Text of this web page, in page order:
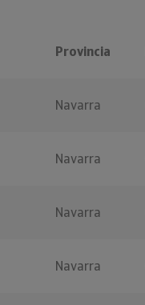
Provincia
Navarra
Navarra
Navarra
Navarra